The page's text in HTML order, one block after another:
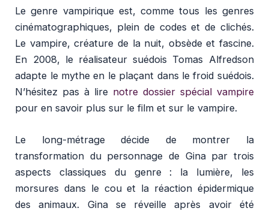
Le genre vampirique est, comme tous les genres
cinématographiques, plein de codes et de clichés.
Le vampire, créature de la nuit, obsède et fascine.
En 2008, le réalisateur suédois Tomas Alfredson
adapte le mythe en le plaçant dans le froid suédois.
N’hésitez pas à lire notre dossier spécial vampire
pour en savoir plus sur le film et sur le vampire.
Le long-métrage décide de montrer la
transformation du personnage de Gina par trois
aspects classiques du genre : la lumière, les
morsures dans le cou et la réaction épidermique
des animaux. Gina se réveille après avoir été